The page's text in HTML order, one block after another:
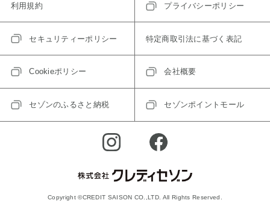
利用規約 プライバシーポリシー
セキュリティーポリシー 特定商取引法に基づく表記
Cookieポリシー 会社概要
セゾンのふるさと納税 セゾンポイントモール
Copyright ©CREDIT SAISON CO.,LTD. All Rights Reserved.